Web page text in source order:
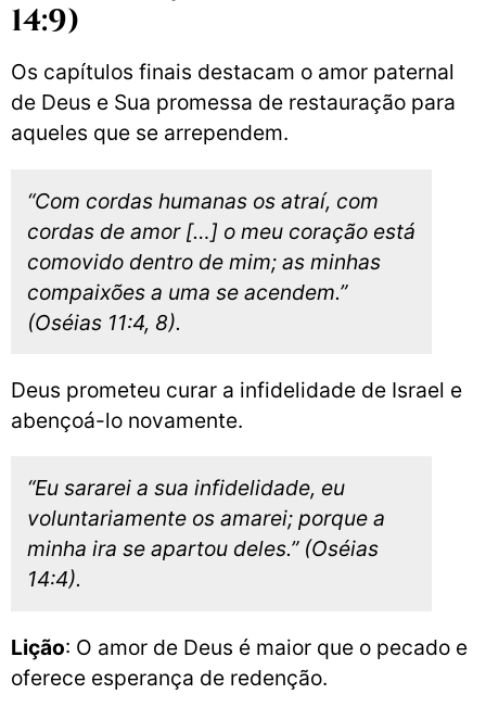
14:9)
Os capítulos finais destacam o amor paternal
de Deus e Sua promessa de restauração para
aqueles que se arrependem.
“Com cordas humanas os atraí, com
cordas de amor […] o meu coração está
comovido dentro de mim; as minhas
compaixões a uma se acendem.”
(Oséias 11:4, 8).
Deus prometeu curar a infidelidade de Israel e
abençoá-lo novamente.
“Eu sararei a sua infidelidade, eu
voluntariamente os amarei; porque a
minha ira se apartou deles.” (Oséias
14:4).
Lição: O amor de Deus é maior que o pecado e
oferece esperança de redenção.